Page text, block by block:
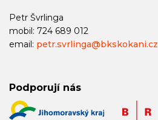
Petr Švrlinga
mobil: 724 689 012
email: petr.svrlinga@bkskokani.cz
Podporují nás